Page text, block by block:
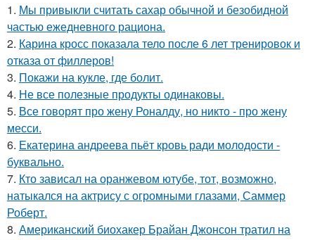
1. Мы привыкли считать сахар обычной и безобидной
частью ежедневного рациона.
2. Карина кросс показала тело после 6 лет тренировок и
отказа от филлеров!
3. Покажи на кукле, где болит.
4. Не все полезные продукты одинаковы.
5. Все говорят про жену Роналду, но никто - про жену
месси.
6. Екатерина андреева пьёт кровь ради молодости -
буквально.
7. Кто зависал на оранжевом ютубе, тот, возможно,
натыкался на актрису с огромными глазами, Саммер
Роберт.
8. Американский биохакер Брайан Джонсон тратил на